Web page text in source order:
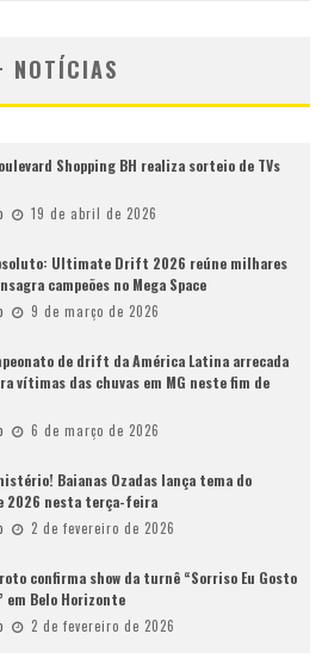
NOTÍCIAS
Shopping BH realiza sorteio de TVs
19 de abril de 2026
Ultimate Drift 2026 reúne milhares
campeões no Mega Space
9 de março de 2026
de drift da América Latina arrecada
vítimas das chuvas em MG neste fim de
6 de março de 2026
Baianas Ozadas lança tema do
2026 nesta terça-feira
2 de fevereiro de 2026
confirma show da turnê “Sorriso Eu Gosto
em Belo Horizonte
2 de fevereiro de 2026